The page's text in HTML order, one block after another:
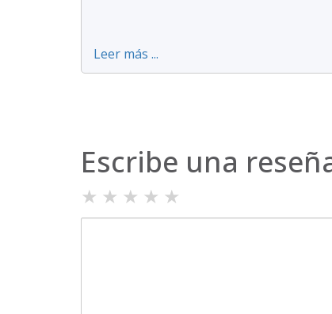
Leer más ...
Escribe una
★ ★ ★ ★ ★